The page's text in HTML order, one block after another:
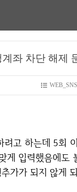
좌 차단 해제
게 입력했음에도
가가 되지 않게